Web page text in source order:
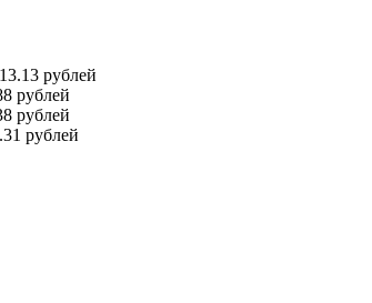
13.13 рублей
рублей
рублей
рублей